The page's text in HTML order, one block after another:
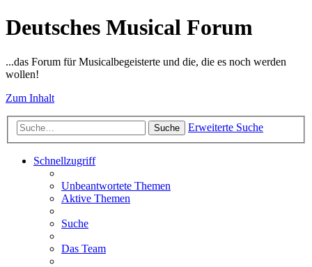
Deutsches Musical Forum
...das Forum für Musicalbegeisterte und die, die es noch werden
wollen!
Zum Inhalt
Suche Erweiterte Suche
Schnellzugriff
Unbeantwortete Themen
Aktive Themen
Suche
Das Team